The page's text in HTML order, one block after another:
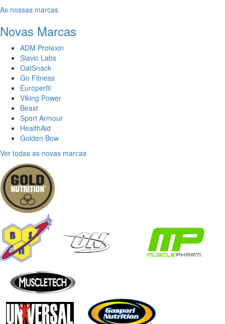
As nossas marcas
Novas Marcas
ADM Protexin
Slavic Labs
OatSnack
Go Fitness
Europerfil
Viking Power
Beast
Sport Armour
HealthAid
Golden Bow
Ver todas as novas marcas